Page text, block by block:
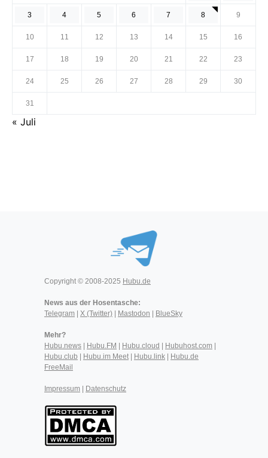
3 4 5 6 7 8 9
10 11 12 13 14 15 16
17 18 19 20 21 22 23
24 25 26 27 28 29 30
31
« Juli
Copyright © 2008-2025 Hubu.de
News aus der Hosentasche:
Telegram
X (Twitter) Mastodon BlueSky
Mehr?
Hubu.news
Hubu.FM Hubu.cloud Hubuhost.com
Hubu.club
Hubu.im Meet| Hubu.link
Hubu.de
FreeMail
Impressum Datenschutz